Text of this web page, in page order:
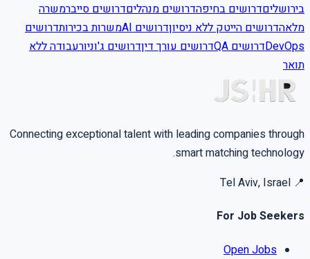
בירושליםדרושים בחיפהדרושים מנהליםדרושים סייברמשרה
מלאהדרושים הייטק ללא ניסיוןדרושים AI משרות בכירותדרושים
DevOpsדרושים QA דרושים עורך דיןדרושים ג'וניורעבודה ללא
תואר
Connecting exceptional talent with leading companies through
smart matching technology.
📍
Tel Aviv, Israel
For Job Seekers
Open Jobs